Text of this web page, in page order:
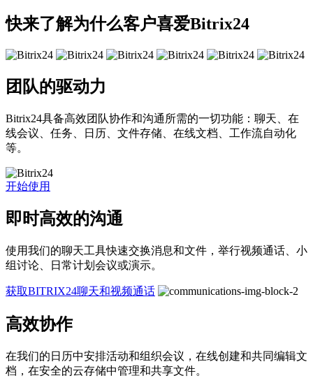
快来了解为什么客户喜爱Bitrix24
团队的驱动力
Bitrix24具备高效团队协作和沟通所需的一切功能：聊天、在
线会议、任务、日历、文件存储、在线文档、工作流自动化
等。
开始使用
即时高效的沟通
使用我们的聊天工具快速交换消息和文件，举行视频通话、小
组讨论、日常计划会议或演示。
获取BITRIX24聊天和视频通话
高效协作
在我们的日历中安排活动和组织会议，在线创建和共同编辑文
档，在安全的云存储中管理和共享文件。